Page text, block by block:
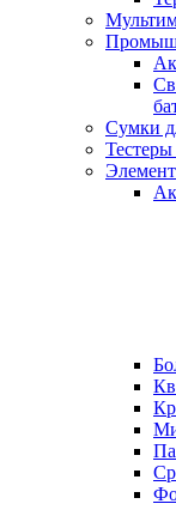
Сумки
Тестеры